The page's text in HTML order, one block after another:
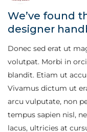
We’ve found
designer
Donec sed erat ut
volutpat. Morbi in
blandit. Etiam ut
Vivamus dictum ut
arcu vulputate, non
tempus sapien nisl,
lacus, ultricies at